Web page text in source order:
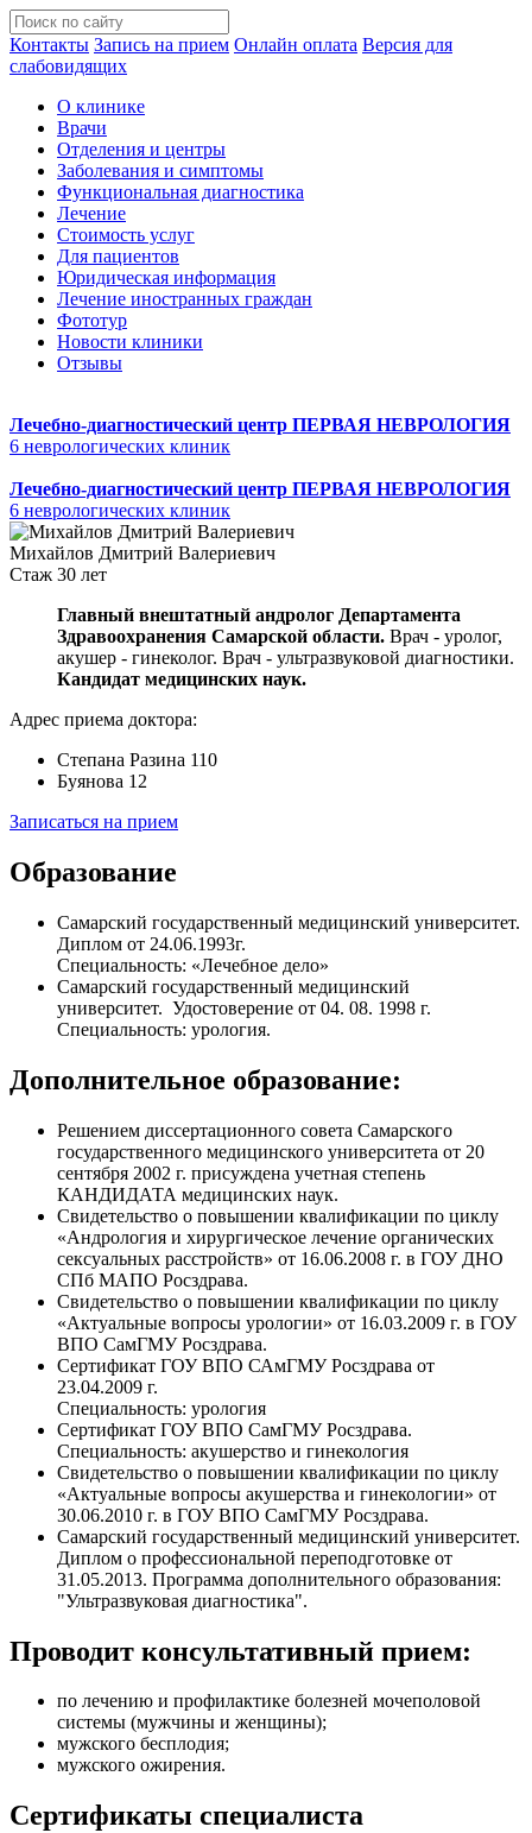
Контакты Запись на прием Онлайн оплата Версия для
слабовидящих
О клинике
Врачи
Отделения и центры
Заболевания и симптомы
Функциональная диагностика
Лечение
Стоимость услуг
Для пациентов
Юридическая информация
Лечение иностранных граждан
Фототур
Новости клиники
Отзывы
Лечебно-диагностический центр ПЕРВАЯ НЕВРОЛОГИЯ
6 неврологических клиник
Лечебно-диагностический центр ПЕРВАЯ НЕВРОЛОГИЯ
6 неврологических клиник
Михайлов Дмитрий Валериевич
Стаж 30 лет
Главный внештатный андролог Департамента
Здравоохранения Самарской области. Врач - уролог,
акушер - гинеколог. Врач - ультразвуковой диагностики.
Кандидат медицинских наук.
Адрес приема доктора:
Степана Разина 110
Буянова 12
Записаться на прием
Образование
Самарский государственный медицинский университет.
Диплом от 24.06.1993г.
Специальность: «Лечебное дело»
Самарский государственный медицинский
университет. Удостоверение от 04. 08. 1998 г.
Специальность: урология.
Дополнительное образование:
Решением диссертационного совета Самарского
государственного медицинского университета от 20
сентября 2002 г. присуждена учетная степень
КАНДИДАТА медицинских наук.
Свидетельство о повышении квалификации по циклу
«Андрология и хирургическое лечение органических
сексуальных расстройств» от 16.06.2008 г. в ГОУ ДНО
СПб МАПО Росздрава.
Свидетельство о повышении квалификации по циклу
«Актуальные вопросы урологии» от 16.03.2009 г. в ГОУ
ВПО СамГМУ Росздрава.
Сертификат ГОУ ВПО САмГМУ Росздрава от
23.04.2009 г.
Специальность: урология
Сертификат ГОУ ВПО СамГМУ Росздрава.
Специальность: акушерство и гинекология
Свидетельство о повышении квалификации по циклу
«Актуальные вопросы акушерства и гинекологии» от
30.06.2010 г. в ГОУ ВПО СамГМУ Росздрава.
Самарский государственный медицинский университет.
Диплом о профессиональной переподготовке от
31.05.2013. Программа дополнительного образования:
"Ультразвуковая диагностика".
Проводит консультативный прием:
по лечению и профилактике болезней мочеполовой
системы (мужчины и женщины);
мужского бесплодия;
мужского ожирения.
Сертификаты специалиста